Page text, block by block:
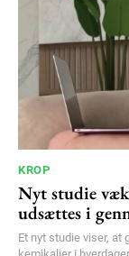
KROP
Nyt studie
udsættes i
Et nyt studie viser, at